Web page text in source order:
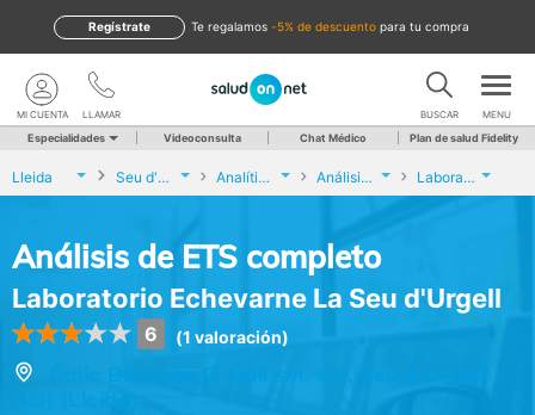
te regalamos -5% de descuento para tu compra
Regístrate
LLAMAR
MI CUENTA BUSCAR MENU
Especialidades Videoconsulta Chat Médico Plan de salud Fidelity
Lleida Seu d'Urgell (La) Analíticas y Genética Análisis de ETS completo Laboratorio Echevarne La Seu d'Urgell
Análisis de ETS completo
Laboratorio Echevarne La Seu d'Urgell
6 (1 valoración)